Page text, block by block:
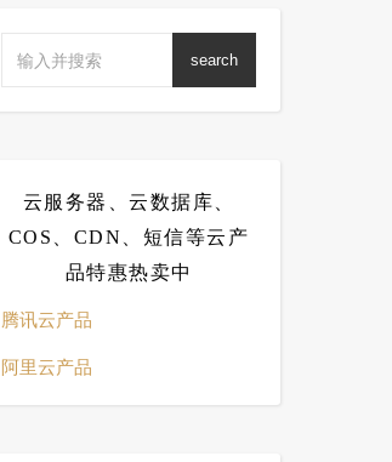
search
云服务器、云数据库、
COS、CDN、短信等云产
品特惠热卖中
腾讯云产品
阿里云产品